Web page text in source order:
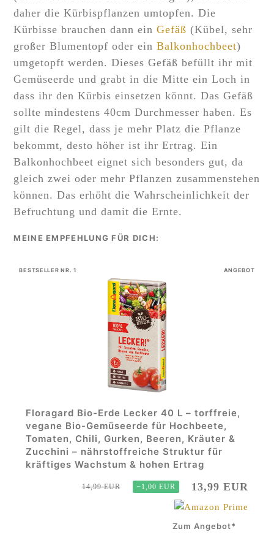
daher die Kürbispflanzen umtopfen. Die
Kürbisse brauchen dann einGefäß (Kübel, sehr
großer Blumentopf oder einBalkonhochbeet)
umgetopft werden. Dieses Gefäß befüllt ihr mit
Gemüseerde und grabt in die Mitte ein Loch in
dass ihr den Kürbis einsetzen könnt. Das Gefäß
sollte mindestens 40cm Durchmesser haben. Es
gilt die Regel, dass je mehr Platz die Pflanze
bekommt, desto höher ist ihr Ertrag. Ein
Balkonhochbeet eignet sich besonders gut, da
gleich zwei oder mehr Pflanzen zusammenstehen
können. Das erhöht die Wahrscheinlichkeit der
Befruchtung und damit die Ernte.
ANGEBOT
BESTSELLER NR. 1
Floragard Bio-Erde Lecker 40 L – torffreie,
vegane Bio-Gemüseerde für Hochbeete,
Tomaten, Chili, Gurken, Beeren, Kräuter &
Zucchini – nährstoffreiche Struktur für
kräftiges Wachstum & hohen Ertrag
14,99 EUR −1,00 EUR 13,99 EUR
Zum Angebot*